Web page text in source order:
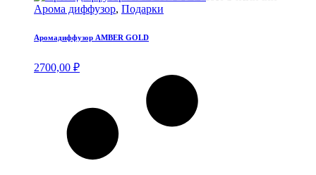
Арома диффузор, Подарки
Аромадиффузор AMBER GOLD
2700,00 ₽